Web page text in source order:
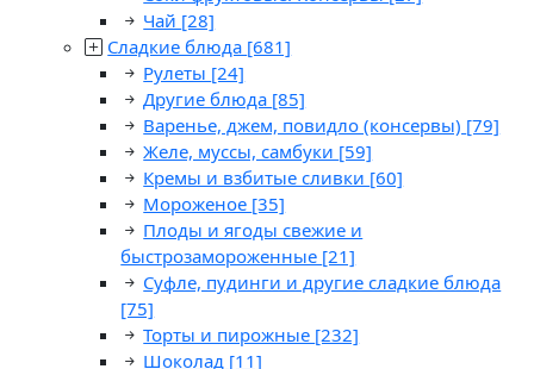
Чай [28]
Сладкие блюда [681]
Рулеты [24]
Другие блюда [85]
Варенье, джем, повидло (консервы) [79]
Желе, муссы, самбуки [59]
Кремы и взбитые сливки [60]
Мороженое [35]
Плоды и ягоды свежие и
быстрозамороженные [21]
Суфле, пудинги и другие сладкие блюда
[75]
Торты и пирожные [232]
Шоколад [11]